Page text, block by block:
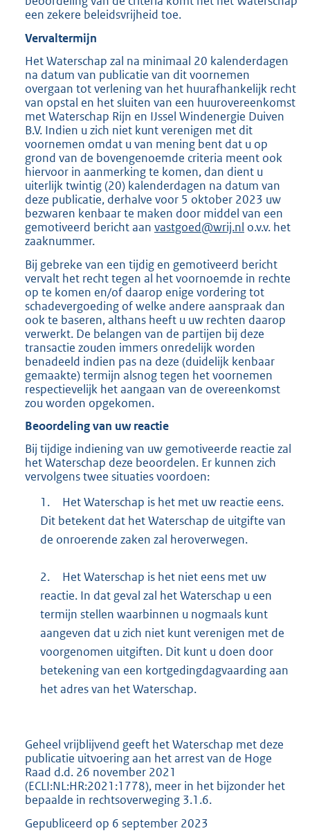
een zekere beleidsvrijheid toe.
Vervaltermijn
Het Waterschap zal na minimaal 20 kalenderdagen
na datum van publicatie van dit voornemen
overgaan tot verlening van het huurafhankelijk recht
van opstal en het sluiten van een huurovereenkomst
met Waterschap Rijn en IJssel Windenergie Duiven
B.V. Indien u zich niet kunt verenigen met dit
voornemen omdat u van mening bent dat u op
grond van de bovengenoemde criteria meent ook
hiervoor in aanmerking te komen, dan dient u
uiterlijk twintig (20) kalenderdagen na datum van
deze publicatie, derhalve voor 5 oktober 2023 uw
bezwaren kenbaar te maken door middel van een
gemotiveerd bericht aan vastgoed@wrij.nl o.v.v. het
zaaknummer.
Bij gebreke van een tijdig en gemotiveerd bericht
vervalt het recht tegen al het voornoemde in rechte
op te komen en/of daarop enige vordering tot
schadevergoeding of welke andere aanspraak dan
ook te baseren, althans heeft u uw rechten daarop
verwerkt. De belangen van de partijen bij deze
transactie zouden immers onredelijk worden
benadeeld indien pas na deze (duidelijk kenbaar
gemaakte) termijn alsnog tegen het voornemen
respectievelijk het aangaan van de overeenkomst
zou worden opgekomen.
Beoordeling van uw reactie
Bij tijdige indiening van uw gemotiveerde reactie zal
het Waterschap deze beoordelen. Er kunnen zich
vervolgens twee situaties voordoen:
1.
Het Waterschap is het met uw reactie eens.
Dit betekent dat het Waterschap de uitgifte van
de onroerende zaken zal heroverwegen.
2.
Het Waterschap is het niet eens met uw
reactie. In dat geval zal het Waterschap u een
termijn stellen waarbinnen u nogmaals kunt
aangeven dat u zich niet kunt verenigen met de
voorgenomen uitgiften. Dit kunt u doen door
betekening van een kortgedingdagvaarding aan
het adres van het Waterschap.
Geheel vrijblijvend geeft het Waterschap met deze
publicatie uitvoering aan het arrest van de Hoge
Raad d.d. 26 november 2021
(ECLI:NL:HR:2021:1778), meer in het bijzonder het
bepaalde in rechtsoverweging 3.1.6.
Gepubliceerd op 6 september 2023